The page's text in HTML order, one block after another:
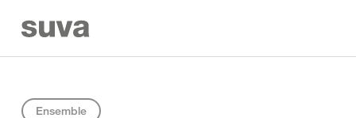
Ensemble